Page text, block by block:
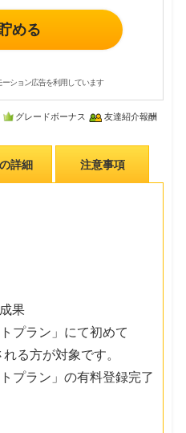
める
ション広告を利用しています
グレードボーナス 友達紹介報酬
詳細 注意事項
果
プラン」にて初めて
る方が対象です。
プラン」の有料登録完了